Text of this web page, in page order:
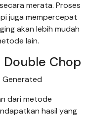
merata. Proses
juga mempercepat
akan lebih mudah
lain.
Chop
Generated
dari metode
hasil yang